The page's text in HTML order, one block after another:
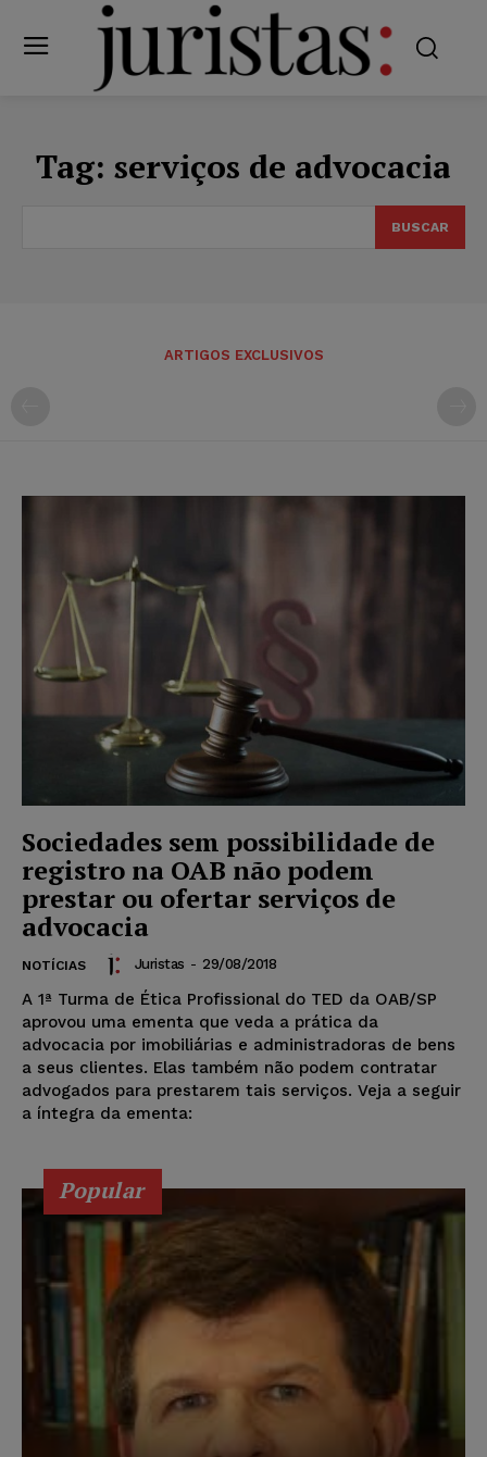
Tag: serviços de advocacia
BUSCAR
ARTIGOS EXCLUSIVOS
Sociedades sem possibilidade de
registro na OAB não podem
prestar ou ofertar serviços de
advocacia
NOTÍCIAS Juristas - 29/08/2018
A 1ª Turma de Ética Profissional do TED da OAB/SP
aprovou uma ementa que veda a prática da
advocacia por imobiliárias e administradoras de bens
a seus clientes. Elas também não podem contratar
advogados para prestarem tais serviços. Veja a seguir
a íntegra da ementa:
Popular